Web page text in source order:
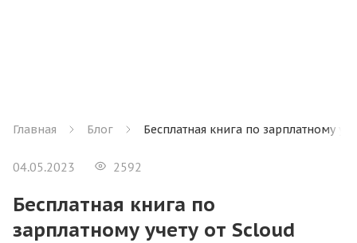
Главная Блог Бесплатная книга по зарплатному
04.05.2023 2592
Бесплатная книга по
зарплатному учету от Scloud